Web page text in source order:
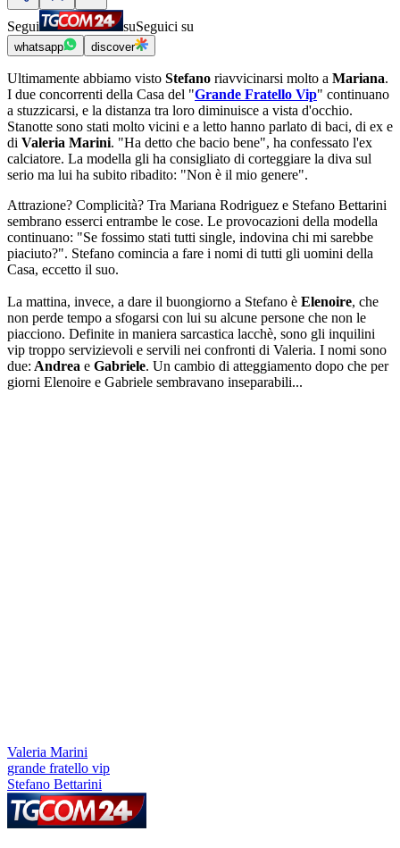
Segui suSeguici su
whatsapp discover
Ultimamente abbiamo visto Stefano riavvicinarsi molto a Mariana.
I due concorrenti della Casa del "Grande Fratello Vip" continuano
a stuzzicarsi, e la distanza tra loro diminuisce a vista d'occhio.
Stanotte sono stati molto vicini e a letto hanno parlato di baci, di ex e
di Valeria Marini. "Ha detto che bacio bene", ha confessato l'ex
calciatore. La modella gli ha consigliato di corteggiare la diva sul
serio ma lui ha subito ribadito: "Non è il mio genere".
Attrazione? Complicità? Tra Mariana Rodriguez e Stefano Bettarini
sembrano esserci entrambe le cose. Le provocazioni della modella
continuano: "Se fossimo stati tutti single, indovina chi mi sarebbe
piaciuto?". Stefano comincia a fare i nomi di tutti gli uomini della
Casa, eccetto il suo.
La mattina, invece, a dare il buongiorno a Stefano è Elenoire, che
non perde tempo a sfogarsi con lui su alcune persone che non le
piacciono. Definite in maniera sarcastica lacchè, sono gli inquilini
vip troppo servizievoli e servili nei confronti di Valeria. I nomi sono
due: Andrea e Gabriele. Un cambio di atteggiamento dopo che per
giorni Elenoire e Gabriele sembravano inseparabili...
Valeria Marini
grande fratello vip
Stefano Bettarini